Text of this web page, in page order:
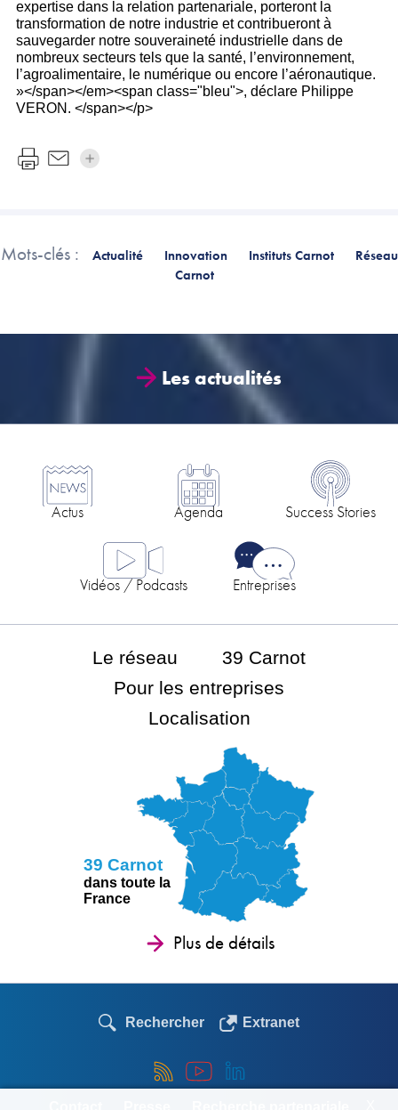
expertise dans la relation partenariale, porteront la
transformation de notre industrie et contribueront à
sauvegarder notre souveraineté industrielle dans de
nombreux secteurs tels que la santé, l’environnement,
l’agroalimentaire, le numérique ou encore l’aéronautique.
»</span></em><span class="bleu">, déclare Philippe
VERON. </span></p>
Mots-clés : Actualité Innovation Instituts Carnot
Réseau
Carnot
Les actualités
Actus Agenda Success Stories
Vidéos / Podcasts Entreprises
Le réseau
39 Carnot
Pour les entreprises
Localisation
39 Carnot
dans toute la
France
Plus de détails
Rechercher Extranet